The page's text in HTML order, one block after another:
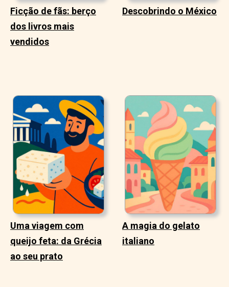
Ficção de fãs: berço
dos livros mais
vendidos
Descobrindo o México
Uma viagem com
queijo feta: da Grécia
ao seu prato
A magia do gelato
italiano